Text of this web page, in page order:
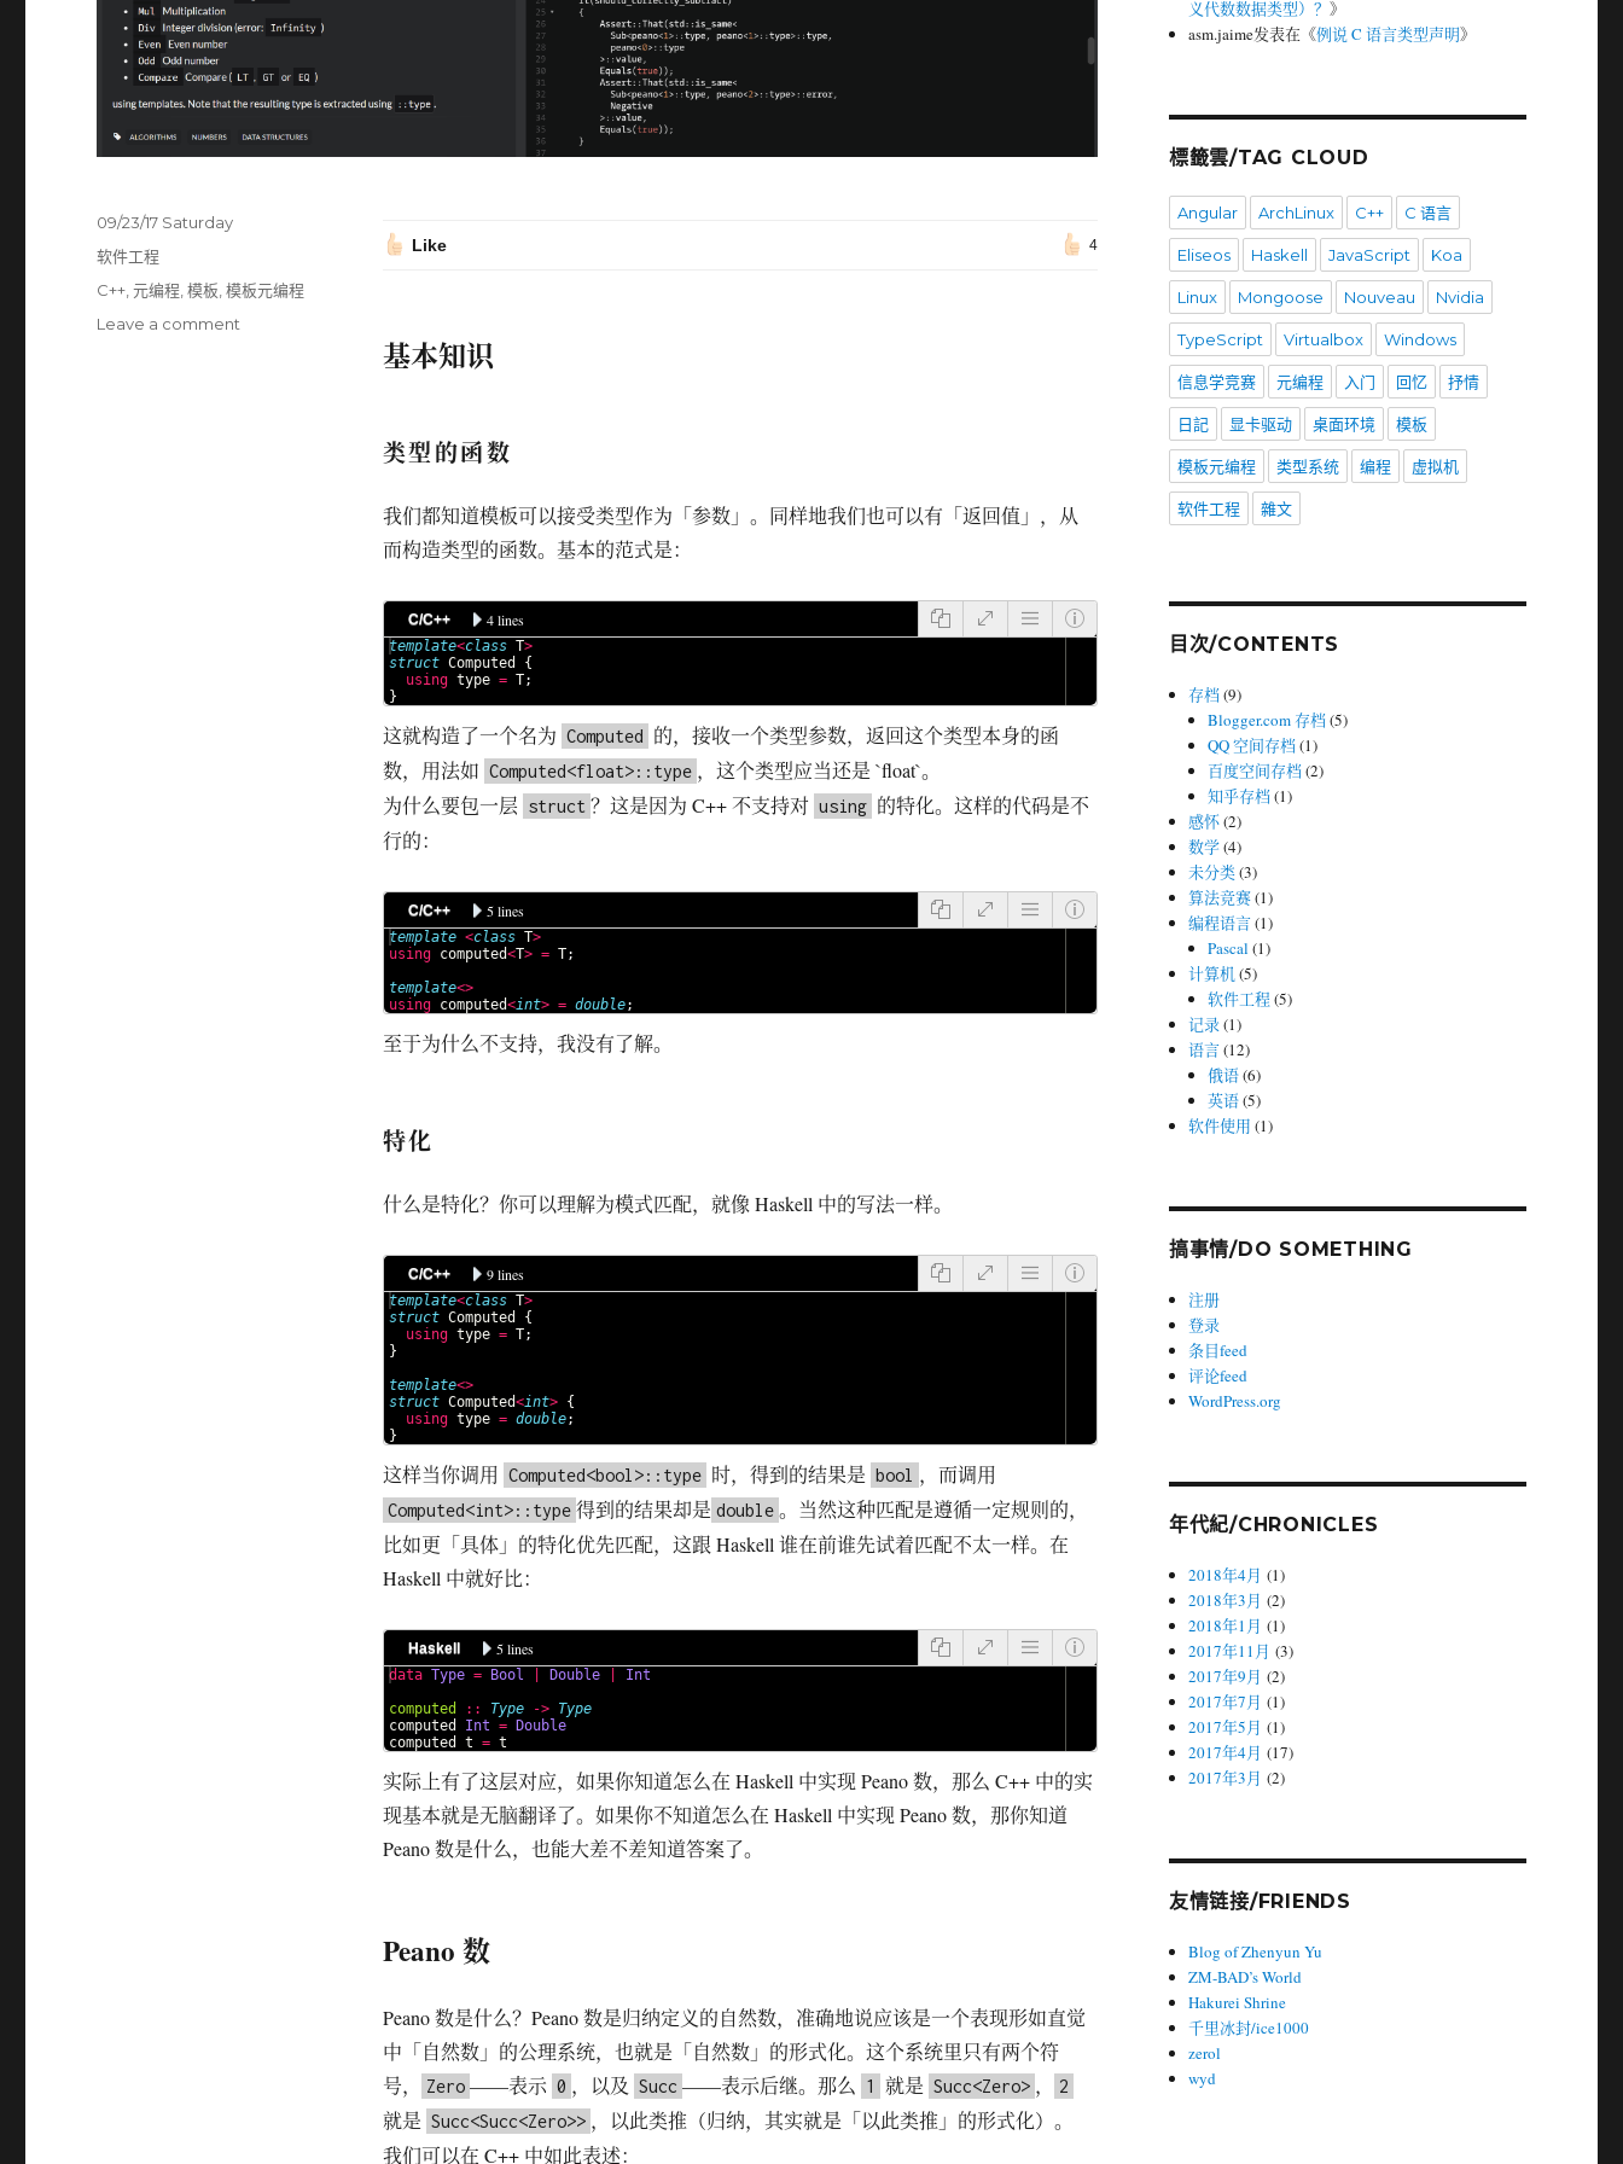
Like 4
基本知识
类型的函数
我们都知道模板可以接受类型作为「参数」。同样地我们也可以有「返回值」，从
而构造类型的函数。基本的范式是：
C/C++ 4 lines
template<class T>
struct Computed
{
using type = T;
}
这就构造了一个名为 Computed 的，接收一个类型参数，返回这个类型本身的函
数，用法如 Computed<float>::type ，这个类型应当还是 `float`。
为什么要包一层 struct ？这是因为 C++ 不支持对 using 的特化。这样的代码是不
行的：
C/C++ 5 lines
template <class T>
using computed<T> = T;
template<>
using computed<int> = double;
至于为什么不支持，我没有了解。
特化
什么是特化？你可以理解为模式匹配，就像 Haskell 中的写法一样。
C/C++ 9 lines
template<class T>
struct Computed
{
using type = T;
}
template<>
struct Computed<int> {
using type = double;
}
这样当你调用 Computed<bool>::type 时，得到的结果是 bool ，而调用
Computed<int>::type 得到的结果却是 double 。当然这种匹配是遵循一定规则的，
比如更「具体」的特化优先匹配，这跟 Haskell 谁在前谁先试着匹配不太一样。在
Haskell 中就好比：
Haskell 5 lines
data Type = Bool Double
Int
computed
:: Type -> Type
computed Int =
Double
computed t = t
实际上有了这层对应，如果你知道怎么在 Haskell 中实现 Peano 数，那么 C++ 中的实
现基本就是无脑翻译了。如果你不知道怎么在 Haskell 中实现 Peano 数，那你知道
Peano 数是什么，也能大差不差知道答案了。
Peano 数
Peano 数是什么？Peano 数是归纳定义的自然数，准确地说应该是一个表现形如直觉
中「自然数」的公理系统，也就是「自然数」的形式化。这个系统里只有两个符
号，
Zero ——表示 0 ，以及 Succ ——表示后继。那么 1 就是 Succ<Zero> ， 2
就是 Succ<Succ<Zero>> ，以此类推（归纳，其实就是「以此类推」的形式化）。
我们可以在 C++ 中如此表述：
Posted
on
09/23/17 Saturday
Categories
软件工程
Tags
C++,元编程,模板,模板元编程
Leave a comment
义代数数据类型）？》
asm.jaime发表在《例说 C 语言类型声明》
標籤雲/TAG CLOUD
Angular ArchLinux C++ C 语言
Eliseos Haskell JavaScript Koa
Linux Mongoose Nouveau Nvidia
TypeScript Virtualbox Windows
信息学竞赛 元编程 入门 回忆 抒情
日記 显卡驱动 桌面环境 模板
模板元编程 类型系统 编程 虚拟机
软件工程 雜文
目次/CONTENTS
存档(9)
Blogger.com 存档(5)
QQ 空间存档(1)
百度空间存档(2)
知乎存档(1)
感怀(2)
数学(4)
未分类(3)
算法竞赛(1)
编程语言(1)
Pascal (1)
计算机(5)
软件工程 (5)
记录(1)
语言(12)
俄语(6)
英语(5)
软件使用 (1)
搞事情/DO SOMETHING
注册
登录
条目feed
评论feed
WordPress.org
年代紀/CHRONICLES
2018年4月 (1)
2018年3月 (2)
2018年1月 (1)
2017年11月 (3)
2017年9月 (2)
2017年7月 (1)
2017年5月 (1)
2017年4月 (17)
2017年3月 (2)
友情链接/FRIENDS
Blog of Zhenyun Yu
ZM-BAD’s World
Hakurei Shrine
千里冰封/ice1000
zerol
wyd